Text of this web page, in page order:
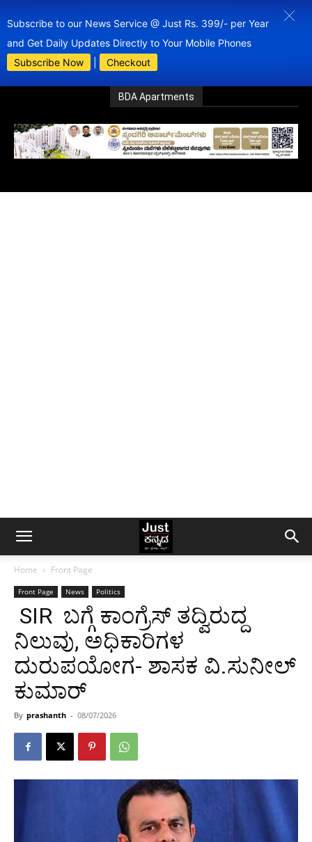
Subscribe to our News Service @ Just Rs. 399/- per Year
and Get Daily Updates Directly to Your Mobile Phones
Subscribe Now
Checkout
BDA Apartments
Home Front Page
Front Page News Politics
SIR ಬಗ್ಗೆ ಕಾಂಗ್ರೆಸ್ ತದ್ವಿರುದ್ದ
ನಿಲುವು, ಅಧಿಕಾರಿಗಳ
ದುರುಪಯೋಗ- ಶಾಸಕ ವಿ.ಸುನೀಲ್
ಕುಮಾರ್
By prashanth - 08/07/2026